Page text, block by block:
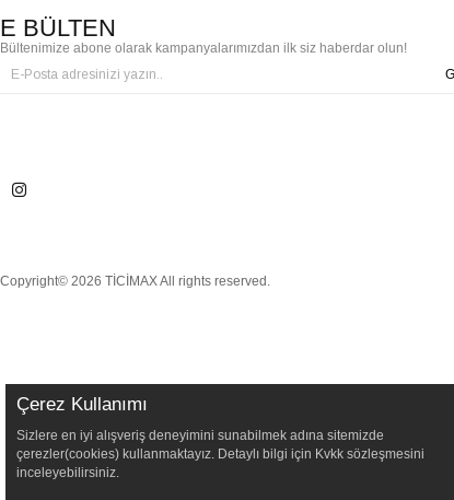
E BÜLTEN
Bültenimize abone olarak kampanyalarımızdan ilk siz haberdar olun!
Copyright© 2026 TİCİMAX All rights reserved.
Çerez Kullanımı
Sizlere en iyi alışveriş deneyimini sunabilmek adına sitemizde
çerezler(cookies) kullanmaktayız. Detaylı bilgi için Kvkk sözleşmesini
inceleyebilirsiniz.